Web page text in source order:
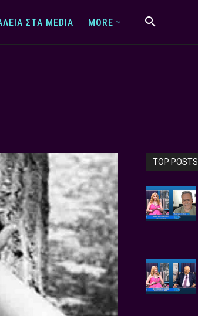
ΣΤΑ MEDIA MORE
TOP POSTS